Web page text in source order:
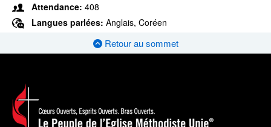
Attendance: 408
Langues parlées: Anglais, Coréen
Retour au sommet